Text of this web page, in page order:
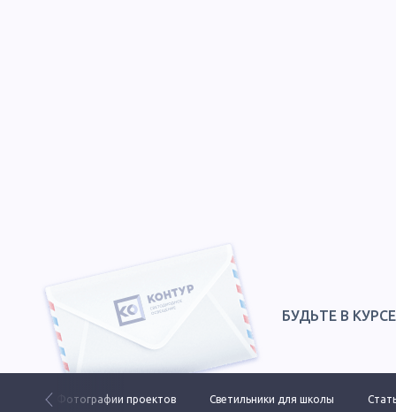
БУДЬТЕ В
Фотографии проектов Светильники для школы